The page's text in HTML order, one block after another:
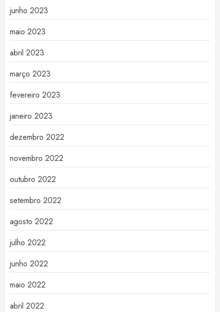
junho 2023
maio 2023
abril 2023
março 2023
fevereiro 2023
janeiro 2023
dezembro 2022
novembro 2022
outubro 2022
setembro 2022
agosto 2022
julho 2022
junho 2022
maio 2022
abril 2022